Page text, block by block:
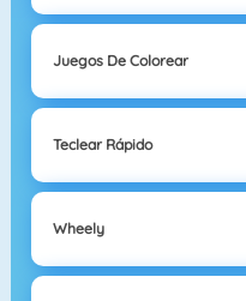
Juegos De Colorear
Teclear Rápido
Wheely